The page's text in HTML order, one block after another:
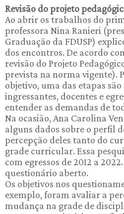
Revisão do projeto
Ao abrir os trabalhos do
professora Nina Ranieri
Graduação da FDUSP)
dos encontros. De acordo
revisão do Projeto
prevista na norma vigente).
objetivo, uma das etapas
ingressantes, docentes e
entender as demandas de
Na ocasião, Ana Carolina
alguns dados sobre o perfil
percepção deles tanto do
grade curricular. Essa
com egressos de 2012 a
questionário aberto.
Os objetivos nos
exemplo, foram avaliar a
mudança na grade de